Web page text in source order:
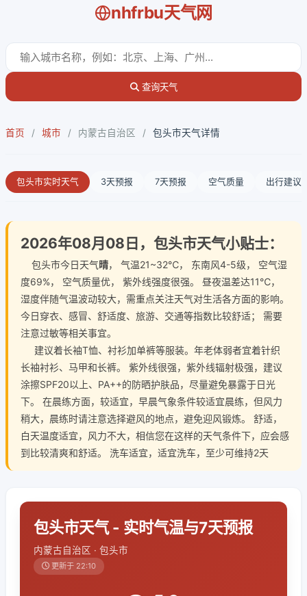
nhfrbu天气网
查询天气
首页 / 城市 / 内蒙古自治区 / 包头市天气详情
包头市实时天气 3天预报 7天预报 空气质量 出行建议
2026年08月08日，包头市天气小贴士：
包头市今日天气晴， 气温21~32℃， 东南风4-5级， 空气湿
度69%， 空气质量优， 紫外线强度很强。 昼夜温差达11℃，
湿度伴随气温波动较大，需重点关注天气对生活各方面的影响。
今日穿衣、感冒、舒适度、旅游、交通等指数比较舒适； 需要
注意过敏等相关事宜。
建议着长袖T恤、衬衫加单裤等服装。年老体弱者宜着针织
长袖衬衫、马甲和长裤。 紫外线很强，紫外线辐射极强，建议
涂擦SPF20以上、PA++的防晒护肤品，尽量避免暴露于日光
下。 在晨练方面，较适宜，早晨气象条件较适宜晨练，但风力
稍大，晨练时请注意选择避风的地点，避免迎风锻炼。 舒适，
白天温度适宜，风力不大，相信您在这样的天气条件下，应会感
到比较清爽和舒适。 洗车适宜，适宜洗车，至少可维持2天
包头市天气 - 实时气温与7天预报
内蒙古自治区 · 包头市
更新于 22:10